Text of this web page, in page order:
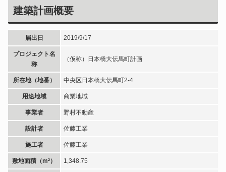
建築計画概要
届出日 2019/9/17
プロジェクト名
称
（仮称）日本橋大伝馬町計画
所在地（地番） 中央区日本橋大伝馬町2-4
用途地域 商業地域
事業者 野村不動産
設計者 佐藤工業
施工者 佐藤工業
敷地面積（m²） 1,348.75